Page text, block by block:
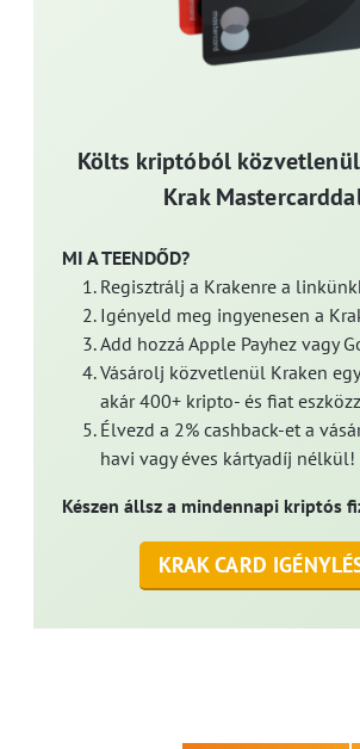
Költs kriptóból
Krak
MI A TEENDŐD?
Regisztrálj a Krakenre a
Igényeld meg ingyenesen a
Add hozzá Apple Payhez vagy
Vásárolj közvetlenül Kraken
akár 400+ kripto- és fiat
Élvezd a 2% cashback-et a
havi vagy éves kártyadíj nélkül!
Készen állsz a mindennapi kriptós
KRAK CARD